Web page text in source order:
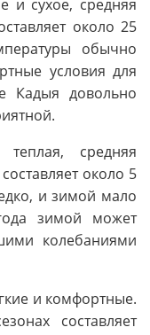
и сухое, средняя
около 25
обычно
условия для
Кадыя довольно
средняя
около 5
и зимой мало
зимой может
колебаниями
и комфортные.
составляет